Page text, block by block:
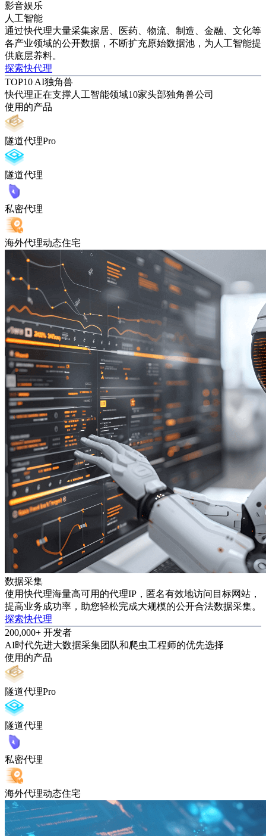
影音娱乐
人工智能
通过快代理大量采集家居、医药、物流、制造、金融、文化等
各产业领域的公开数据，不断扩充原始数据池，为人工智能提
供底层养料。
探索快代理
TOP10 AI独角兽
快代理正在支撑人工智能领域10家头部独角兽公司
使用的产品
隧道代理Pro
隧道代理
私密代理
海外代理动态住宅
数据采集
使用快代理海量高可用的代理IP，匿名有效地访问目标网站，
提高业务成功率，助您轻松完成大规模的公开合法数据采集。
探索快代理
200,000+ 开发者
AI时代先进大数据采集团队和爬虫工程师的优先选择
使用的产品
隧道代理Pro
隧道代理
私密代理
海外代理动态住宅